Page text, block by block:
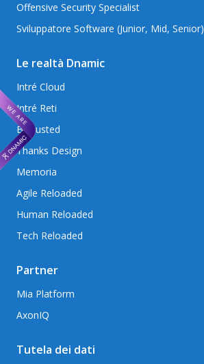
Offensive Security Specialist
Sviluppatore Software (Junior, Mid, Senior)
Le realtà Dnamic
Intré Cloud
Intré Reti
Betrusted
Thanks Design
Memoria
Agile Reloaded
Human Reloaded
Tech Reloaded
Partner
Mia Platform
AxonIQ
Tutela dei dati